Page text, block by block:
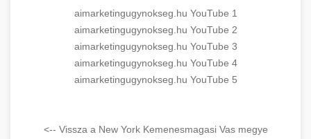
aimarketingugynokseg.hu YouTube 1
aimarketingugynokseg.hu YouTube 2
aimarketingugynokseg.hu YouTube 3
aimarketingugynokseg.hu YouTube 4
aimarketingugynokseg.hu YouTube 5
<-- Vissza a New York Kemenesmagasi Vas megye